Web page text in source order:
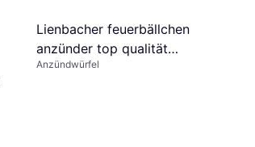
Lienbacher feuerbällchen
anzünder top qualität
kaminanzünder grillanzünder
Anzündwürfel